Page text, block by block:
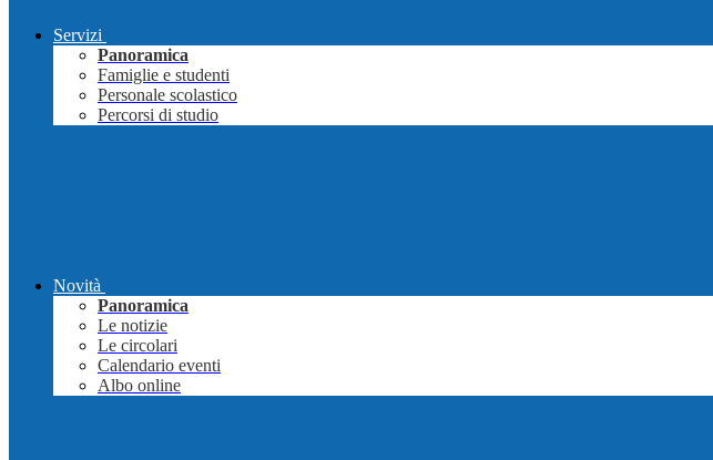
Servizi
Panoramica
Famiglie e studenti
Personale scolastico
Percorsi di studio
Novità
Panoramica
Le notizie
Le circolari
Calendario eventi
Albo online